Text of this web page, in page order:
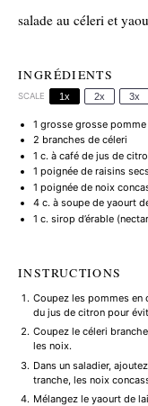
salade au céleri et
INGRÉDIENTS
SCALE 1x 2x 3x
1 grosse grosse pomme
2 branches de céleri
1 c. à café de jus de
1 poignée de raisins
1 poignée de noix
4c. à soupe de yaourt
1 c. sirop d’érable
INSTRUCTIONS
Coupez les pommes
du jus de citron pour
Coupez le céleri
les noix.
Dans un saladier,
tranche, les noix
Mélangez le yaourt de